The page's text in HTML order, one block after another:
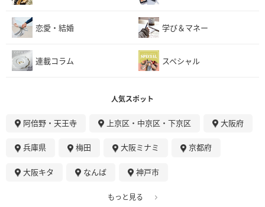
恋愛・結婚 学び＆マネー
連載コラム スペシャル
人気スポット
阿倍野・天王寺 上京区・中京区・下京区 大阪府
兵庫県 梅田 大阪ミナミ 京都府
大阪キタ なんば 神戸市
もっと見る